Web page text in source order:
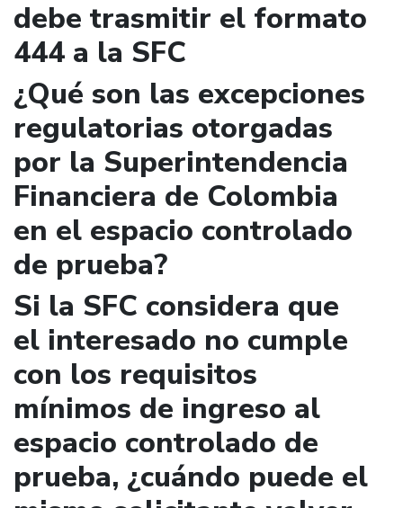
debe trasmitir el formato
444 a la SFC
¿Qué son las excepciones
regulatorias otorgadas
por la Superintendencia
Financiera de Colombia
en el espacio controlado
de prueba?
Si la SFC considera que
el interesado no cumple
con los requisitos
mínimos de ingreso al
espacio controlado de
prueba, ¿cuándo puede el